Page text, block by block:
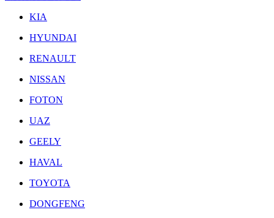
KIA
HYUNDAI
RENAULT
NISSAN
FOTON
UAZ
GEELY
HAVAL
TOYOTA
DONGFENG